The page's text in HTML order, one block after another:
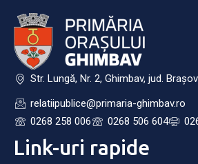
Str. Lungă, Nr. 2, Ghimbav, jud. Brașov
relatiipublice@primaria-ghimbav.ro
0268 258 006
0268 506 604
Link-uri rapide